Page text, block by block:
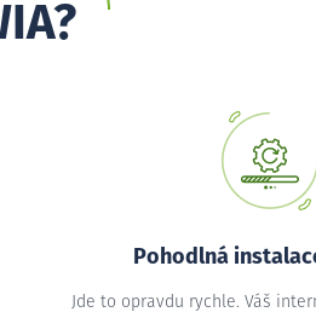
Pohodlná
Jde to opravdu rychle. Váš